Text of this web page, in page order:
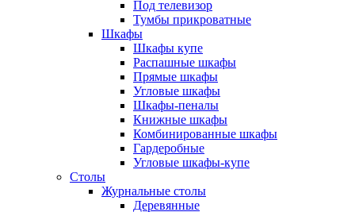
Под телевизор
Тумбы прикроватные
Шкафы
Шкафы купе
Распашные шкафы
Прямые шкафы
Угловые шкафы
Шкафы-пеналы
Книжные шкафы
Комбинированные шкафы
Гардеробные
Угловые шкафы-купе
Столы
Журнальные столы
Деревянные